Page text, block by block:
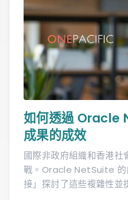
如何透過 Oracle
成果的成效
國際非政府組織和香港社
戰。Oracle NetSuite 的
接」探討了這些複雜性並